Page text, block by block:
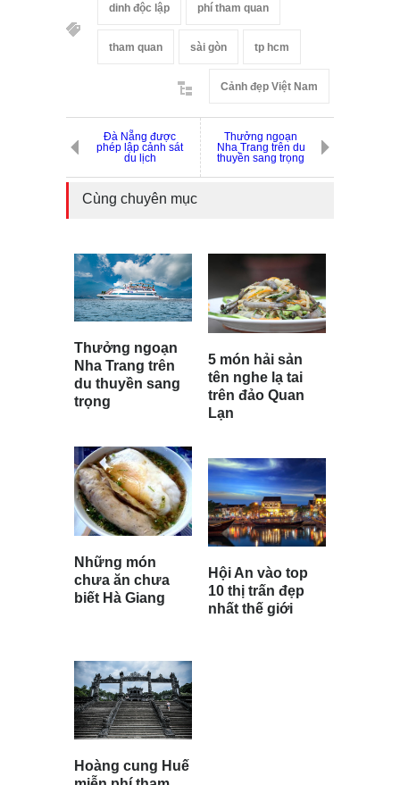
dinh độc lập phí tham quan
tham quan sài gòn tp hcm
Cảnh đẹp Việt Nam
Đà Nẵng được
phép lập cảnh sát
du lịch
Thưởng ngoạn
Nha Trang trên du
thuyền sang trọng
Cùng chuyên mục
Thưởng ngoạn
Nha Trang trên
du thuyền sang
trọng
Những món
chưa ăn chưa
biết Hà Giang
5 món hải sản
tên nghe lạ tai
trên đảo Quan
Lạn
Hội An vào top
10 thị trấn đẹp
nhất thế giới
Hoàng cung Huế